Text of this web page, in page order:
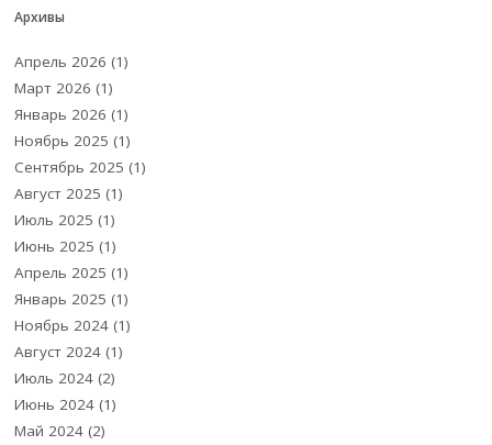
Архивы
Апрель 2026 (1)
Март 2026 (1)
Январь 2026 (1)
Ноябрь 2025 (1)
Сентябрь 2025 (1)
Август 2025 (1)
Июль 2025 (1)
Июнь 2025 (1)
Апрель 2025 (1)
Январь 2025 (1)
Ноябрь 2024 (1)
Август 2024 (1)
Июль 2024 (2)
Июнь 2024 (1)
Май 2024 (2)